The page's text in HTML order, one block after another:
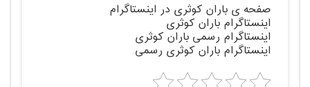
صفحه ی باران کوثری در اینستاگرام
اینستاگرام باران کوثری
اینستاگرام رسمی باران کوثری
اینستاگرام باران کوثری رسمی